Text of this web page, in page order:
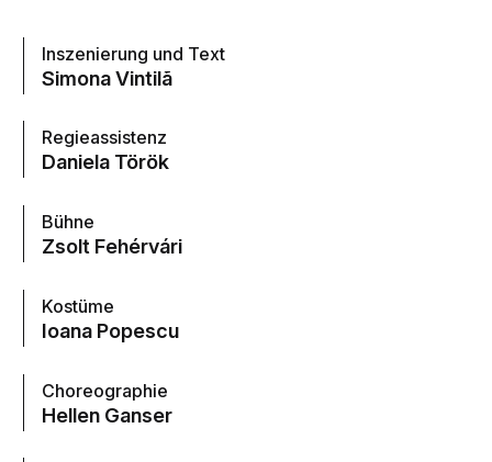
Inszenierung und Text
Simona Vintilã
Regieassistenz
Daniela Török
Bühne
Zsolt Fehérvári
Kostüme
Ioana Popescu
Choreographie
Hellen Ganser